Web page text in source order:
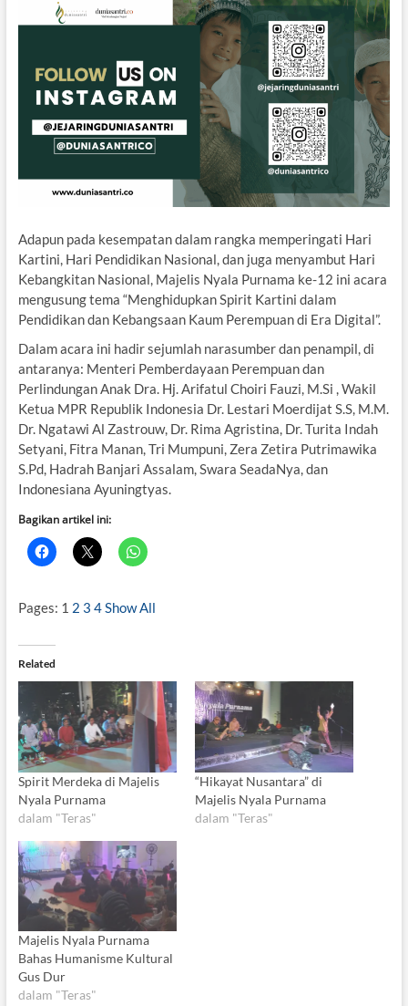
Adapun pada kesempatan dalam rangka memperingati Hari
Kartini, Hari Pendidikan Nasional, dan juga menyambut Hari
Kebangkitan Nasional, Majelis Nyala Purnama ke-12 ini acara
mengusung tema “Menghidupkan Spirit Kartini dalam
Pendidikan dan Kebangsaan Kaum Perempuan di Era Digital”.
Dalam acara ini hadir sejumlah narasumber dan penampil, di
antaranya: Menteri Pemberdayaan Perempuan dan
Perlindungan Anak Dra. Hj. Arifatul Choiri Fauzi, M.Si , Wakil
Ketua MPR Republik Indonesia Dr. Lestari Moerdijat S.S, M.M.
Dr. Ngatawi Al Zastrouw, Dr. Rima Agristina, Dr. Turita Indah
Setyani, Fitra Manan, Tri Mumpuni, Zera Zetira Putrimawika
S.Pd, Hadrah Banjari Assalam, Swara SeadaNya, dan
Indonesiana Ayuningtyas.
Bagikan artikel ini:
Pages: 1 2 3 4Show All
Related
Spirit Merdeka di Majelis
Nyala Purnama
dalam "Teras"
“Hikayat Nusantara” di
Majelis Nyala Purnama
dalam "Teras"
Majelis Nyala Purnama
Bahas Humanisme Kultural
Gus Dur
dalam "Teras"